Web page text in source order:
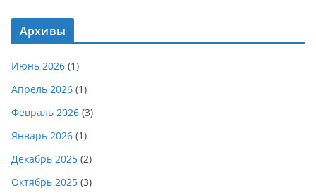
Архивы
Июнь 2026 (1)
Апрель 2026 (1)
Февраль 2026 (3)
Январь 2026 (1)
Декабрь 2025 (2)
Октябрь 2025 (3)